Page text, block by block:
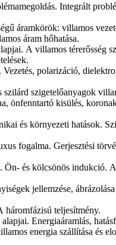
Integrált
áramkörök: villamos
áram hőhatása.
A villamos térerősség
polarizáció,
szigetelőanyagok
önfenntartó kisülés,
és környezeti hatások.
fogalma. Gerjesztési
Ön- és kölcsönös indukció.
jellemzése,
háromfázisú teljesítmény.
Energiaáramlás,
energia szállítása és